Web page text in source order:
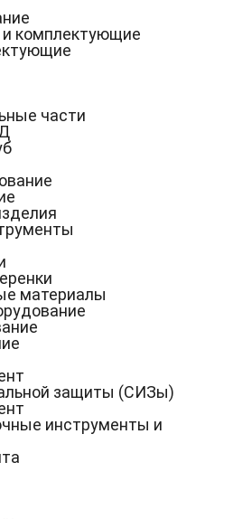
комплектующие
части
материалы
защиты (СИЗы)
инструменты и